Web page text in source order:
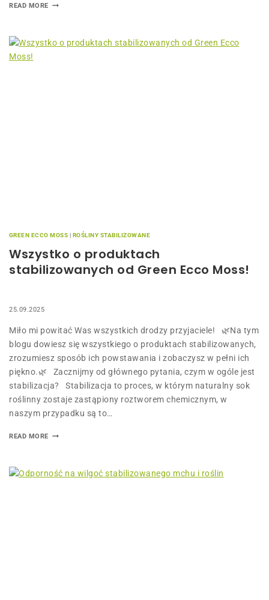
READ MORE
GREEN ECCO MOSS | ROŚLINY STABILIZOWANE
Wszystko o produktach
stabilizowanych od Green Ecco Moss!
25.09.2025
Miło mi powitać Was wszystkich drodzy przyjaciele! 🌿Na tym
blogu dowiesz się wszystkiego o produktach stabilizowanych,
zrozumiesz sposób ich powstawania i zobaczysz w pełni ich
piękno.🌿 Zacznijmy od głównego pytania, czym w ogóle jest
stabilizacja? Stabilizacja to proces, w którym naturalny sok
roślinny zostaje zastąpiony roztworem chemicznym, w
naszym przypadku są to…
READ MORE